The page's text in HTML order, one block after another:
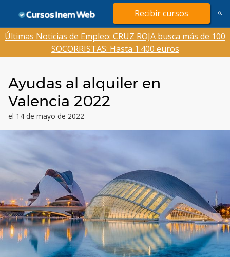
contenido
Recibir cursos
Últimas Noticias de Empleo: CRUZ ROJA busca más de 100
SOCORRISTAS: Hasta 1.400 euros
Ayudas al alquiler en
Valencia 2022
el 14 de mayo de 2022